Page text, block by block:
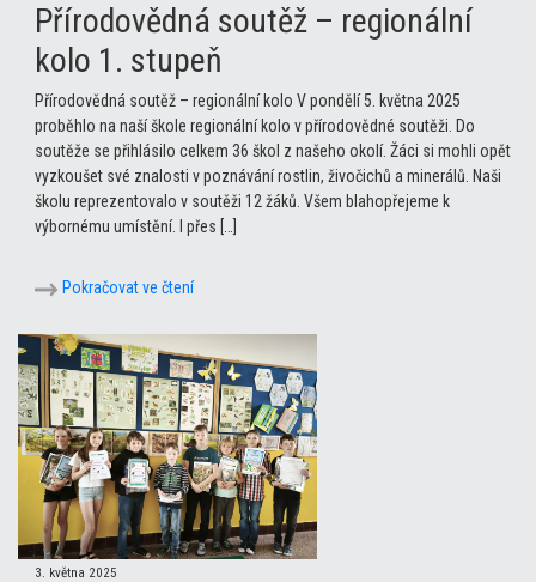
Přírodovědná soutěž – regionální
kolo 1. stupeň
Přírodovědná soutěž – regionální kolo V pondělí 5. května 2025
proběhlo na naší škole regionální kolo v přírodovědné soutěži. Do
soutěže se přihlásilo celkem 36 škol z našeho okolí. Žáci si mohli opět
vyzkoušet své znalosti v poznávání rostlin, živočichů a minerálů. Naši
školu reprezentovalo v soutěži 12 žáků. Všem blahopřejeme k
výbornému umístění. I přes […]
Pokračovat ve čtení
3. května 2025